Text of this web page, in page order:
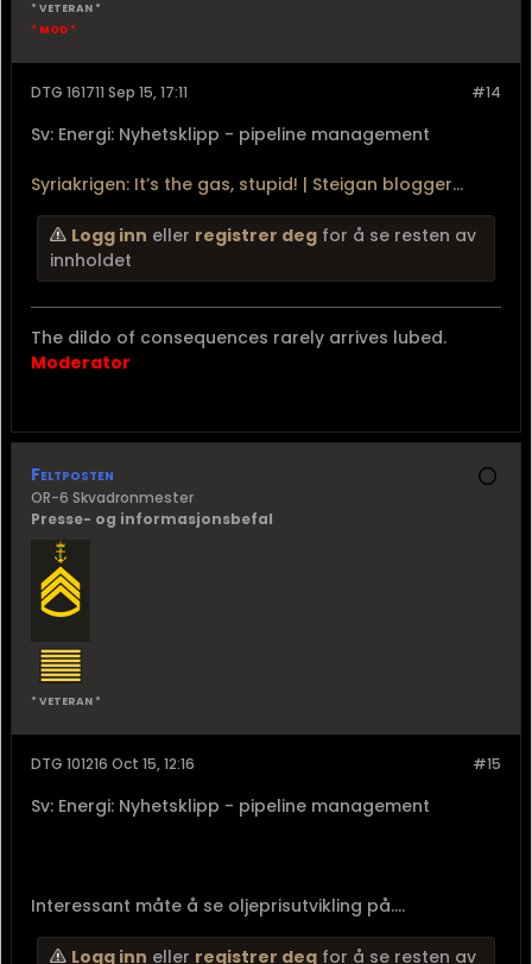
* VETERAN *
* MOD *
#14
DTG 161711 Sep 15, 17:11
Sv: Energi: Nyhetsklipp - pipeline management
Syriakrigen: It’s the gas, stupid! | Steigan blogger...
Logg inn eller registrer deg for å se resten av
innholdet
The dildo of consequences rarely arrives lubed.
Moderator
Feltposten
OR-6 Skvadronmester
Presse- og informasjonsbefal
* VETERAN *
#15
DTG 101216 Oct 15, 12:16
Sv: Energi: Nyhetsklipp - pipeline management
Interessant måte å se oljeprisutvikling på....
Logg inn eller registrer deg for å se resten av